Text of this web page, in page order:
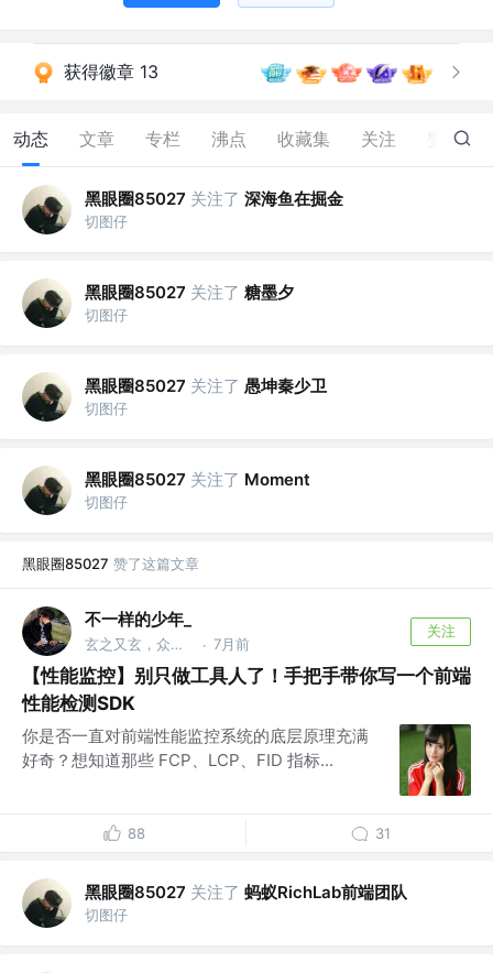
获得徽章 13
动态 文章 专栏 沸点 收藏集 关注 77
黑眼圈85027 关注了 深海鱼在掘金
切图仔
黑眼圈85027 关注了 糖墨夕
切图仔
黑眼圈85027 关注了 愚坤秦少卫
切图仔
黑眼圈85027 关注了 Moment
切图仔
黑眼圈85027 赞了这篇文章
不一样的少年_
玄之又玄，众妙之门 · 7月前
关注
【性能监控】别只做工具人了！手把手带你写一个前端
性能检测SDK
你是否一直对前端性能监控系统的底层原理充满
好奇？想知道那些 FCP、LCP、FID 指标...
88 31
黑眼圈85027 关注了 蚂蚁RichLab前端团队
切图仔